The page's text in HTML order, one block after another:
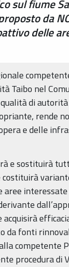
sul fiume
da
delle
Taibo nel
di
rende
e delle
e sostituirà
costituirà
aree
da fonti
competente
procedura di